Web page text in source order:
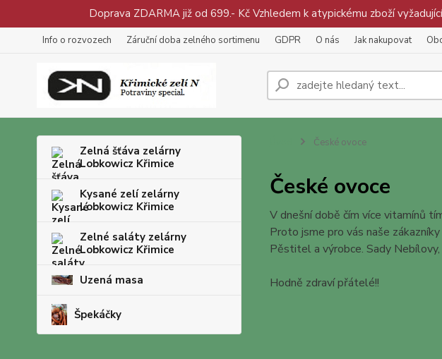
Doprava ZDARMA již od 699.- Kč Vzhledem k atypickému zboží
Info o rozvozech Záruční doba zelného sortimenu GDPR O nás Jak nakupovat
Zelná šťáva zelárny
Lobkowicz Křimice
Kysané zelí zelárny
Lobkowicz Křimice
Zelné saláty zelárny
Lobkowicz Křimice
Uzená masa
Špekáčky
České ovoce
České ovoce
V dnešní době čím více vitamínů
Proto jsme pro vás naše
Pěstitel a výrobce. Sady Nebílovy,
Hodně zdraví přátelé!!